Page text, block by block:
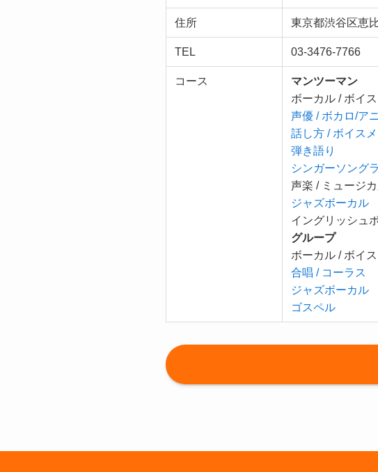
住所 東京都渋谷区恵
TEL 03-3476-7766
コース
マンツーマン
ボーカル / ボイ
声優 / ボカロ/ア
話し方 / ボイス
弾き語り
シンガーソング
声楽 / ミュージ
ジャズボーカル
イングリッシュ
グループ
ボーカル / ボイ
合唱 / コーラス
ジャズボーカル
ゴスペル